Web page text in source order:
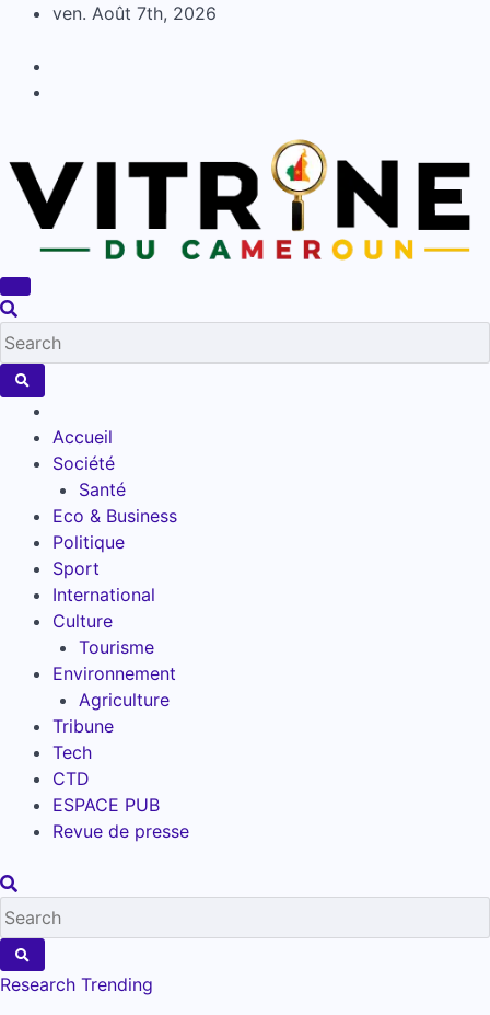
Skip
content
ven. Août 7th, 2026
Accueil
Société
Santé
Eco & Business
Politique
Sport
International
Culture
Tourisme
Environnement
Agriculture
Tribune
Tech
CTD
ESPACE PUB
Revue de presse
Research Trending